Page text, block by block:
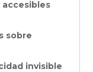
accesibles
sobre
invisible